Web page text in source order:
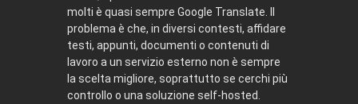
molti è quasi sempre Google Translate. Il
problema è che, in diversi contesti, affidare
testi, appunti, documenti o contenuti di
lavoro a un servizio esterno non è sempre
la scelta migliore, soprattutto se cerchi più
controllo o una soluzione self-hosted.